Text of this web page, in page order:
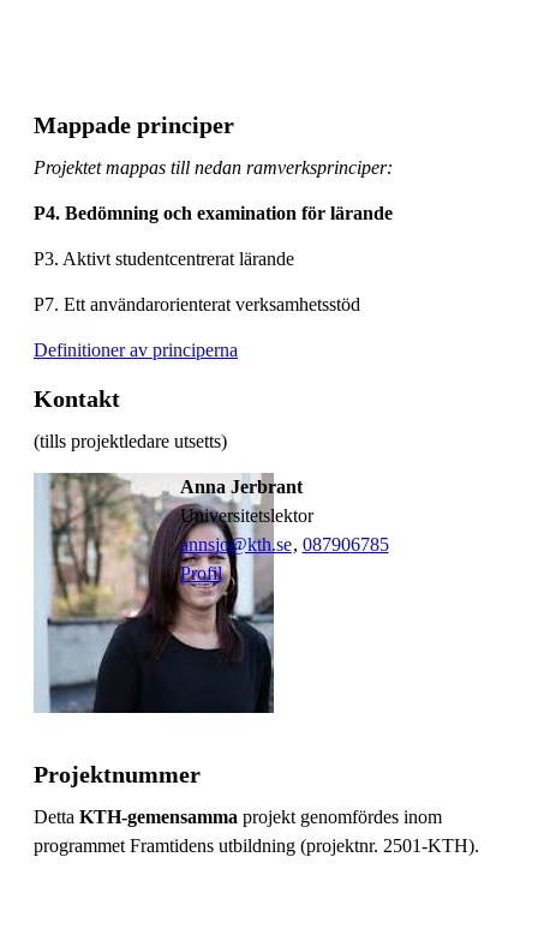
Mappade principer
Projektet mappas till nedan ramverksprinciper:
P4. Bedömning och examination för lärande
P3. Aktivt studentcentrerat lärande
P7. Ett användarorienterat verksamhetsstöd
Definitioner av principerna
Kontakt
(tills projektledare utsetts)
Anna Jerbrant
universitetslektor
annsjo@kth.se, 087906785
Profil
Projektnummer
Detta KTH-gemensamma projekt genomfördes inom
programmet Framtidens utbildning (projektnr. 2501-KTH).